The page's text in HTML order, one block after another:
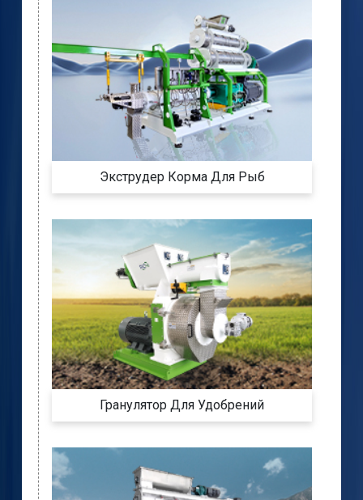
Экструдер Корма Для Рыб
Гранулятор Для Удобрений